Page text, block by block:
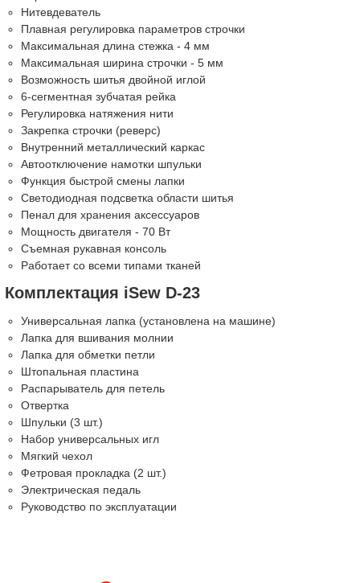
Нитевдеватель
Плавная регулировка параметров строчки
Максимальная длина стежка - 4 мм
Максимальная ширина строчки - 5 мм
Возможность шитья двойной иглой
6-сегментная зубчатая рейка
Регулировка натяжения нити
Закрепка строчки (реверс)
Внутренний металлический каркас
Автоотключение намотки шпульки
Функция быстрой смены лапки
Светодиодная подсветка области шитья
Пенал для хранения аксессуаров
Мощность двигателя - 70 Вт
Съемная рукавная консоль
Работает со всеми типами тканей
Комплектация iSew D-23
Универсальная лапка (установлена на машине)
Лапка для вшивания молнии
Лапка для обметки петли
Штопальная пластина
Распарыватель для петель
Отвертка
Шпульки (3 шт.)
Набор универсальных игл
Мягкий чехол
Фетровая прокладка (2 шт.)
Электрическая педаль
Руководство по эксплуатации